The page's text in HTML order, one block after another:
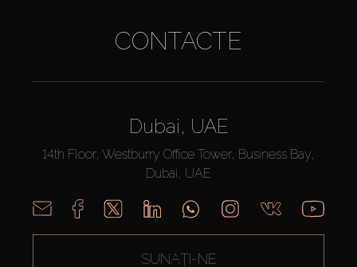
CONTACTE
Dubai, UAE
14th Floor, Westburry Office Tower, Business Bay,
Dubai, UAE
SUNAȚI-NE